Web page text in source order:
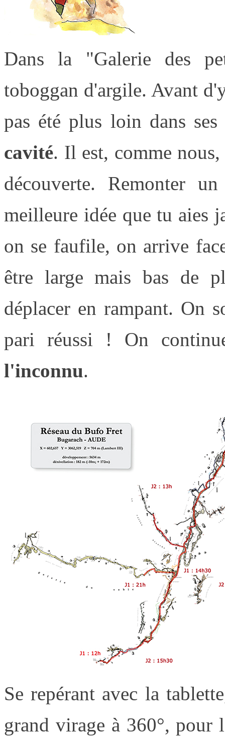
Dans la "Galerie des
toboggan d'argile. Avant
pas été plus loin dans ses
cavité. Il est, comme
découverte. Remonter
meilleure idée que tu aies
on se faufile, on arrive
être large mais bas de
déplacer en rampant. On
pari réussi ! On
l'inconnu.
Se repérant avec la
grand virage à 360°, pour